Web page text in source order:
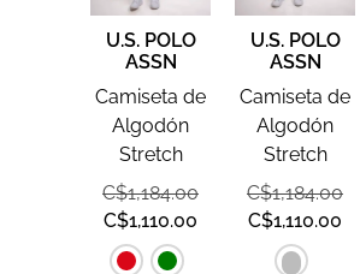
U.S. POLO
ASSN
Camiseta de
Algodón
Stretch
C$1,184.00
C$1,110.00
U.S. POLO
ASSN
Camiseta de
Algodón
Stretch
C$1,184.00
C$1,110.00